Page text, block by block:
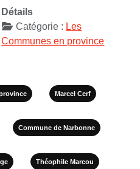
Détails
Catégorie : Les
Communes en province
Marcel Cerf
Commune de Narbonne
Théophile Marcou